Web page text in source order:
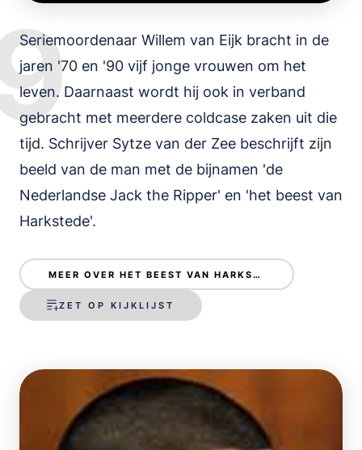
Seriemoordenaar Willem van Eijk bracht in de
jaren '70 en '90 vijf jonge vrouwen om het
leven. Daarnaast wordt hij ook in verband
gebracht met meerdere coldcase zaken uit die
tijd. Schrijver Sytze van der Zee beschrijft zijn
beeld van de man met de bijnamen 'de
Nederlandse Jack the Ripper' en 'het beest van
Harkstede'.
MEER OVER HET BEEST VAN HARKSTEDE
ZET OP KIJKLIJST